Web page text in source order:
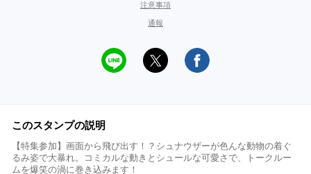
注意事項
通報
このスタンプの説明
【特集参加】画面から飛び出す！？シュナウザーが色んな動物の着ぐ
るみ姿で大暴れ。コミカルな動きとシュールな可愛さで、トークルー
ムを爆笑の渦に巻き込みます！